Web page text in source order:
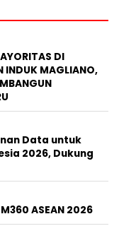
DI
INDUK MAGLIANO,
Data untuk
2026, Dukung
ASEAN 2026